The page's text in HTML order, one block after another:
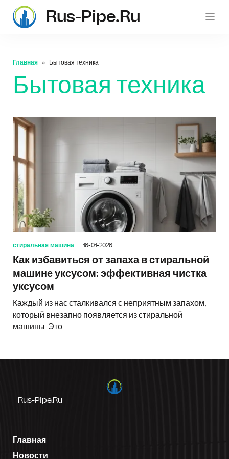
rus-
Rus-Pipe.ru
Главная Бытовая техника
Бытовая техника
стиральная машина 16-01-2026
Как избавиться от запаха в стиральной
машине уксусом: эффективная чистка
уксусом
Каждый из нас сталкивался с неприятным запахом,
который внезапно появляется из стиральной
машины. Это
Rus-Pipe.ru
Главная
Новости